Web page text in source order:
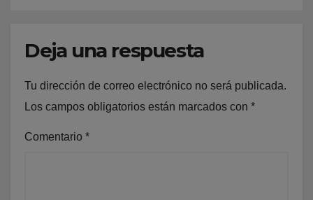
Deja una respuesta
Tu dirección de correo electrónico no será publicada.
Los campos obligatorios están marcados con *
Comentario *